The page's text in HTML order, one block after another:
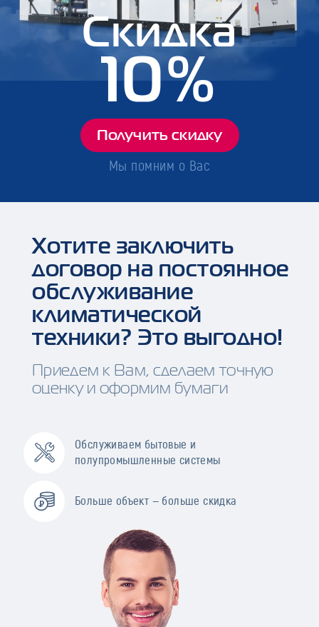
Мы помним о Вас
Скидка
10%
Получить скидку
Хотите заключить
договор на постоянное
обслуживание
климатической
техники? Это выгодно!
Приедем к Вам, сделаем точную
оценку и оформим бумаги
Обслуживаем бытовые и
полупромышленные системы
Больше объект — больше скидка